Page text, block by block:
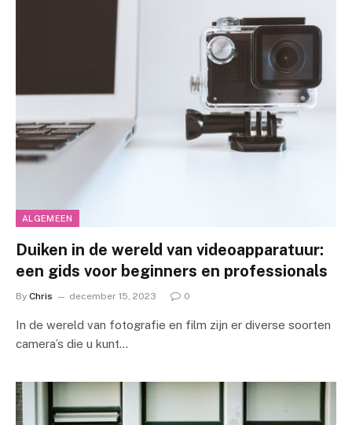
ALGEMEEN
Duiken in de wereld van videoapparatuur:
een gids voor beginners en professionals
By Chris december 15, 2023 0
In de wereld van fotografie en film zijn er diverse soorten
camera’s die u kunt…